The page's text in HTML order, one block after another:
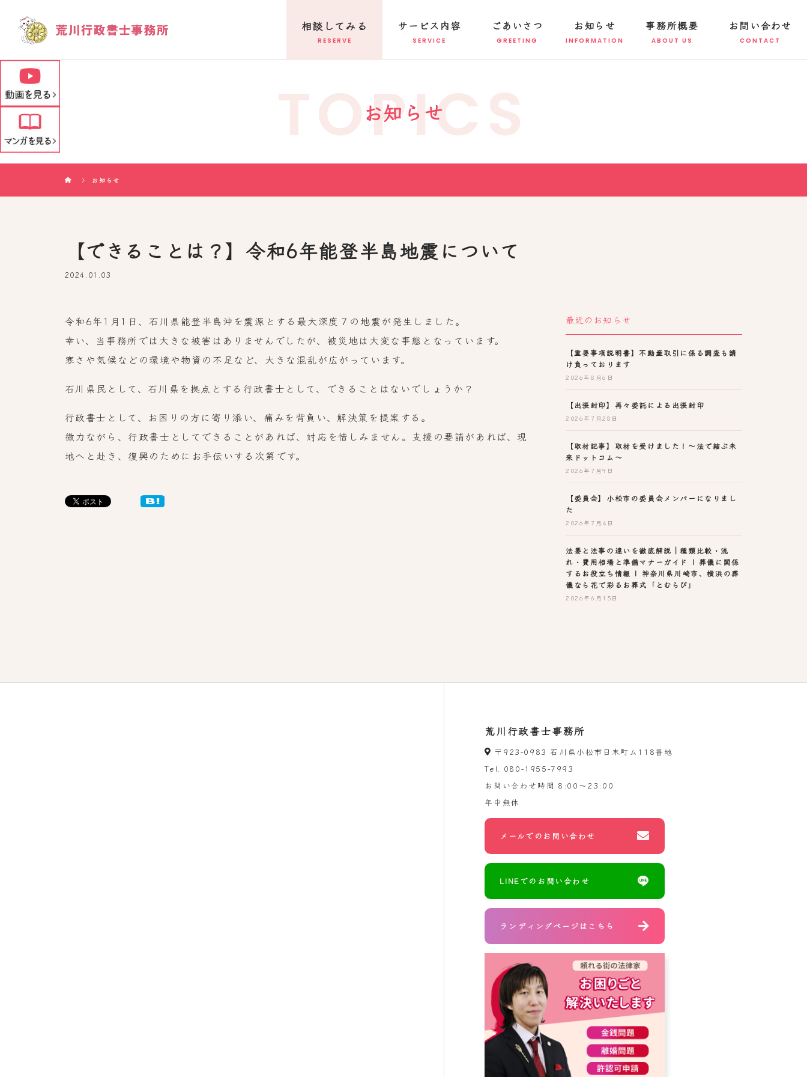
相談してみる サービス内容 ごあいさつ お知らせ 事務所概要 お問い合わせ
お知らせ
TOPICS
お知らせ
【できることは？】令和6年能登半島地震について
2024.01.03
令和6年1月1日、石川県能登半島沖を震源とする最大深度７の地震が発生しました。
幸い、当事務所では大きな被害はありませんでしたが、被災地は大変な事態となっています。
寒さや気候などの環境や物資の不足など、大きな混乱が広がっています。
石川県民として、石川県を拠点とする行政書士として、できることはないでしょうか？
行政書士として、お困りの方に寄り添い、痛みを背負い、解決策を提案する。
微力ながら、行政書士としてできることがあれば、対応を惜しみません。支援の要請があれば、現
地へと赴き、復興のためにお手伝いする次第です。
最近のお知らせ
【重要事項説明書】不動産取引に係る調査も請
け負っております
2026年8月6日
【出張封印】再々委託による出張封印
2026年7月28日
【取材記事】取材を受けました！～法で結ぶ未
来ドットコム～
2026年7月9日
【委員会】小松市の委員会メンバーになりまし
た
2026年7月4日
法要と法事の違いを徹底解説｜種類比較・流
れ・費用相場と準備マナーガイド | 葬儀に関係
するお役立ち情報 | 神奈川県川崎市、横浜の葬
儀なら花で彩るお葬式「とむらび」
2026年6月15日
荒川行政書士事務所
〒923-0983 石川県小松市日末町ム118番地
Tel.
080-1955-7993
お問い合わせ時間 8:00～23:00
年中無休
メールでのお問い合わせ
LINEでのお問い合わせ
ランディングページはこちら